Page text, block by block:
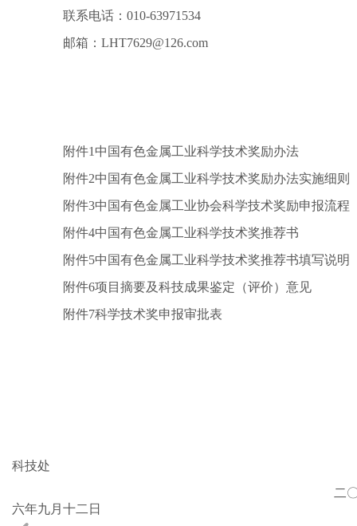
联系电话：010-63971534
邮箱：LHT7629@126.com
附件1中国有色金属工业科学技术奖励办法
附件2中国有色金属工业科学技术奖励办法实施细则
附件3中国有色金属工业协会科学技术奖励申报流程
附件4中国有色金属工业科学技术奖推荐书
附件5中国有色金属工业科学技术奖推荐书填写说明
附件6项目摘要及科技成果鉴定（评价）意见
附件7科学技术奖申报审批表
科技处
二〇
六年九月十二日